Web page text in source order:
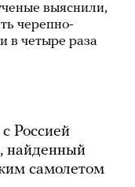
выяснили,
черепно-
в четыре раза
Россией
найденный
самолетом